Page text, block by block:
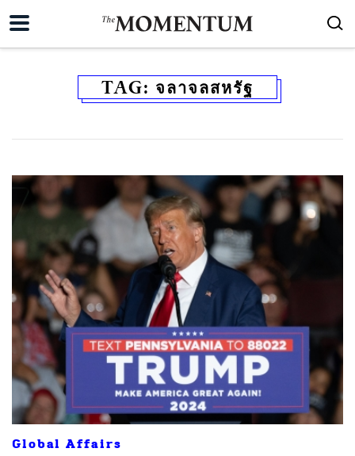
TAG: จลาจลสหรัฐ
Global Affairs
ค้นหา
SHARE TWEET LINE EMAIL